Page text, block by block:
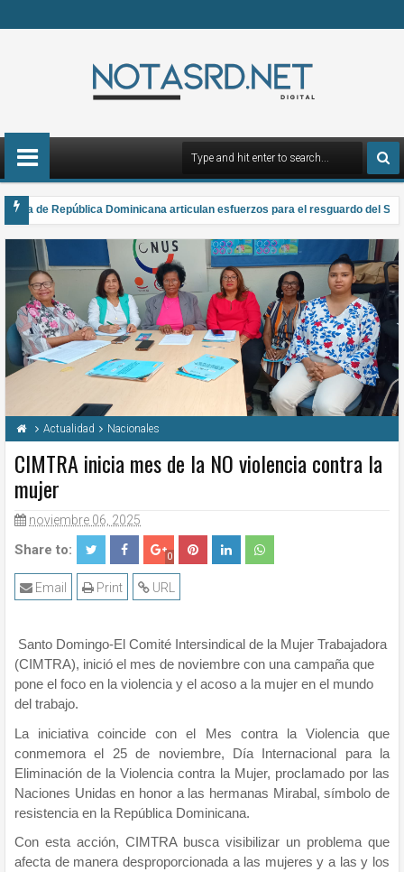
de República Dominicana articulan esfuerzos para el resguardo del
el Premio Anual Nacional de Poesía Salomé Ureña de Henríquez 2026
Actualidad Nacionales
CIMTRA inicia mes de la NO violencia contra la
mujer
noviembre 06, 2025
Share to: 0
URL
Print
Email
Santo Domingo-El Comité Intersindical de la Mujer Trabajadora
(CIMTRA), inició el mes de noviembre con una campaña que
pone el foco en la violencia y el acoso a la mujer en el mundo
del trabajo.
La iniciativa coincide con el Mes contra la Violencia que
conmemora el 25 de noviembre, Día Internacional para la
Eliminación de la Violencia contra la Mujer, proclamado por las
Naciones Unidas en honor a las hermanas Mirabal, símbolo de
resistencia en la República Dominicana.
Con esta acción, CIMTRA busca visibilizar un problema que
afecta de manera desproporcionada a las mujeres y a las y los